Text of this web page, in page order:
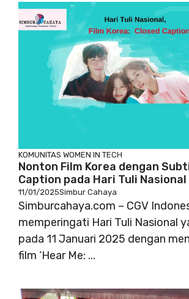
KOMUNITAS WOMEN IN TECH
Nonton Film Korea dengan
Caption pada Hari Tuli Nasional
11/01/2025Simbur Cahaya
Simburcahaya.com – CGV
memperingati Hari Tuli Nasional
pada 11 Januari 2025 dengan
film ‘Hear Me: ...